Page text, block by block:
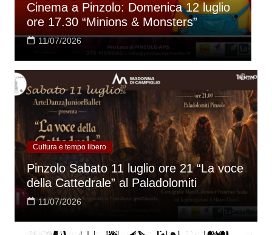
Cinema a Pinzolo: Domenica 12 luglio
ore 17.30 “Minions & Monsters”
11/07/2026
Cultura e tempo libero
Pinzolo Sabato 11 luglio ore 21 “La voce
della Cattedrale” al Paladolomiti
11/07/2026